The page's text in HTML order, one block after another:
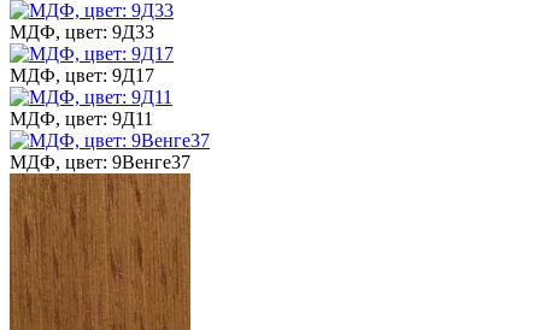
МДФ, цвет: 9Д33
МДФ, цвет: 9Д17
МДФ, цвет: 9Д11
МДФ, цвет: 9Венге37